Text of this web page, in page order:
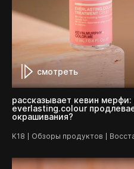
смотреть
рассказывает кевин
everlasting.colour
окрашивания?
K18 Обзоры продуктов